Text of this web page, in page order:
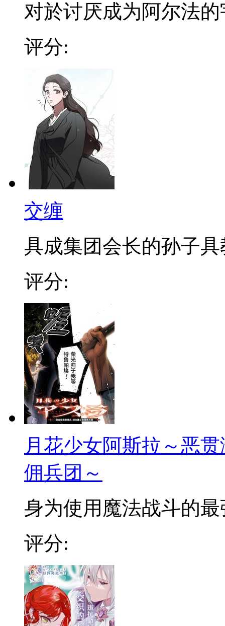
对於讨厌成为阿尔法的
评分:
交缠
具成集团会长的孙子具
评分:
月花少女阿斯拉～恶
佣兵团～
身为使用魔法战斗的最
评分: